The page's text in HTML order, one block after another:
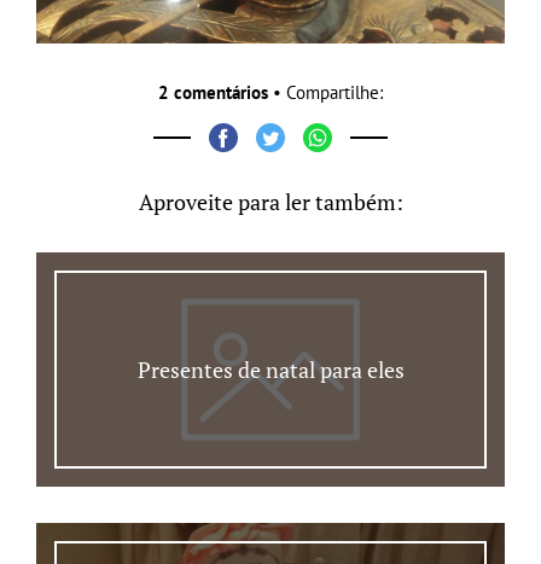
2 comentários • Compartilhe:
Aproveite para ler também:
Presentes de natal para eles